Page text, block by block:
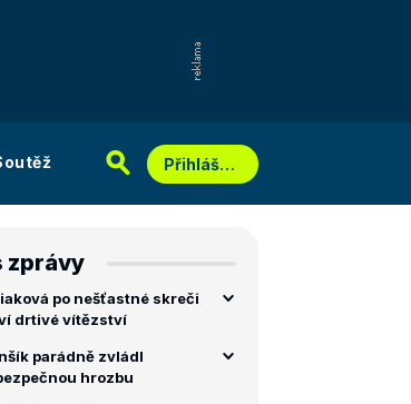
Přihlášení
zprávy
po nešťastné skreči
drtivé vítězství
parádně zvládl
hrozbu